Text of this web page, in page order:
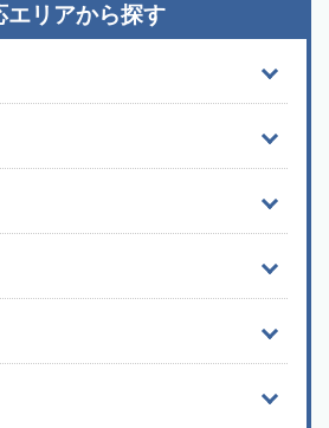
エリアから探す